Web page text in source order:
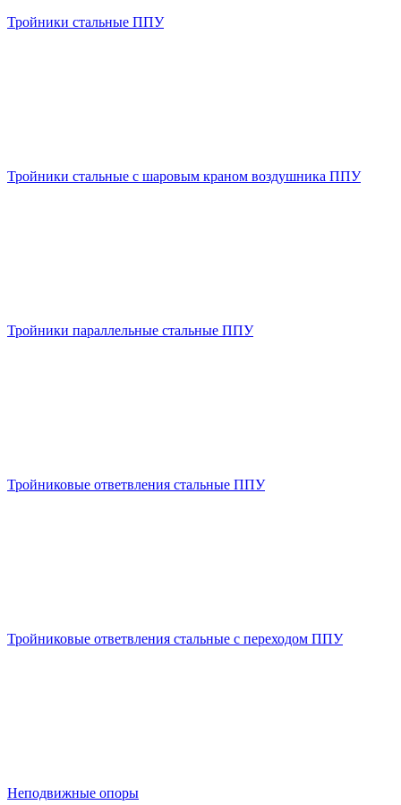
Тройники стальные ППУ
Тройники стальные с шаровым краном воздушника ППУ
Тройники параллельные стальные ППУ
Тройниковые ответвления стальные ППУ
Тройниковые ответвления стальные с переходом ППУ
Неподвижные опоры